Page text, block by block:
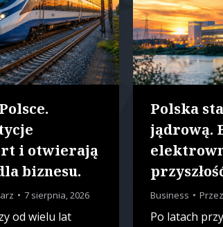
i otwierają
biznesu.
7 sierpnia, 2026
od wielu lat
Polska
jądrową.
Business Przez
Po latach